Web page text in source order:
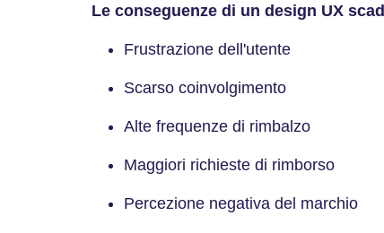
Le conseguenze di un design UX
Frustrazione dell'utente
Scarso coinvolgimento
Alte frequenze di rimbalzo
Maggiori richieste di rimborso
Percezione negativa del marchio